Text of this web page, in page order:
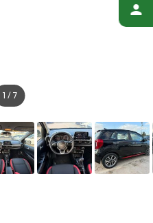
1 / 7